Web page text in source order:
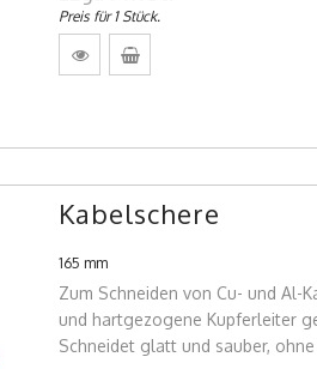
Preis für 1 Stück.
Kabelschere
165 mm
Zum Schneiden von Cu- und Al-
und hartgezogene Kupferleiter
Schneidet glatt und sauber,